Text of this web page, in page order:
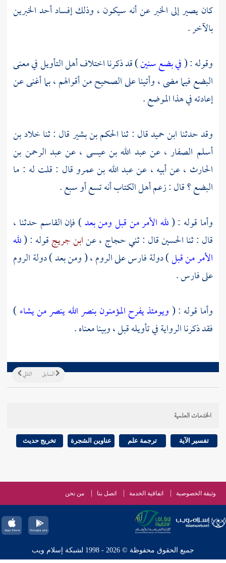
كان يصير إلى الخبر عن أنه سيكون ، وذلك إفساد أحد الخبرين
بالآخر .
وقوله : (في بضع سنين) قد ذكرنا اختلاف أهل التأويل في معنى
البضع فيما مضى ، وأتينا على الصحيح من أقوالهم ، بما أغنى عن
إعادته في هذا الموضع .
وقد حدثنا ابن حميدقال : ثناالحكم بن بشيرقال : ثناخلاد بن
أسلم الصفار ،عنعبد الله بن عيسى ، عنعبد الرحمن بن
الحارث ،عن أبيه ، عنعبد الله بن عمروقال : قلت له : ما
البضع ؟ قال : زعم أهل الكتاب أنه تسع أو سبع .
وأما قوله : (لله الأمر من قبل ومن بعد) فإنالقاسم حدثنا ،
قال : ثناالحسينقال : ثنيحجاج ،عنابن جريجقوله : (لله
الأمر من قبل) دولةفارسعلىالروم ،( ومن بعد ) دولةالروم
علىفارس.
وأما قوله : (ويومئذ يفرح المؤمنون بنصر الله ينصر من يشاء)
فقد ذكرنا الرواية في تأويله قبل ، وبينا معناه .
التالي السابق
الخدمات العلمية
تفسير الآية ترجمة علم عناوين الشجرة تخريج حديث
وثيقة الخصوصية اتفاقية الخدمة اتصل بنا من نحن
جميع الحقوق محفوظة © 2026 - 1998 لشبكة إسلام ويب